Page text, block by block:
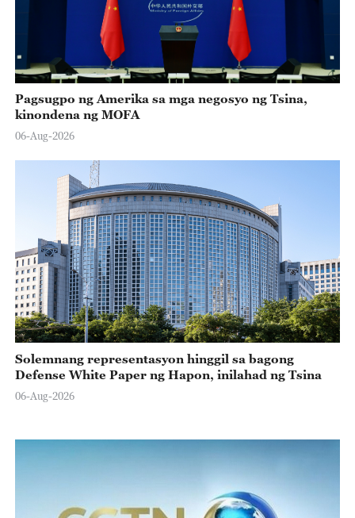
Pagsugpo ng Amerika sa mga negosyo ng Tsina,
kinondena ng MOFA
06-Aug-2026
Solemnang representasyon hinggil sa bagong
Defense White Paper ng Hapon, inilahad ng Tsina
06-Aug-2026